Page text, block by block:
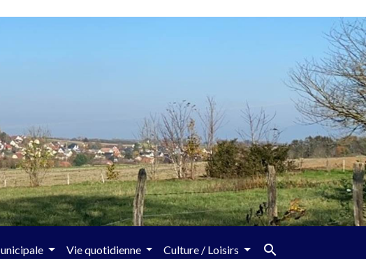
Vie quotidienne Culture / Loisirs search